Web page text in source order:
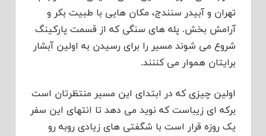
تهران و آبیدر سنندج، مکان هایی با طبیت بکر و
آرامش بخش. پله های سنگی که از قسمت پارکینگ
شروع می شوند مسیر را برای رسیدن به اولین آبشار
برایتان هموار می کننند.
اولین چیزی که در ابتدای این مسیر منتظرتان است
برکه ای زیباست که نوید می دهد تا انتهای این سفر
یک روزه قرار است با شگفتی های زیادی روبه رو